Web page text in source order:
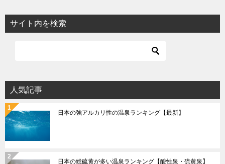
ビ
ゲ
ョ
ン
サイト内を検索
人気記事
日本の強アルカリ性の温泉ランキング【最新】
日本の総硫黄が多い温泉ランキング【酸性泉・硫黄泉】